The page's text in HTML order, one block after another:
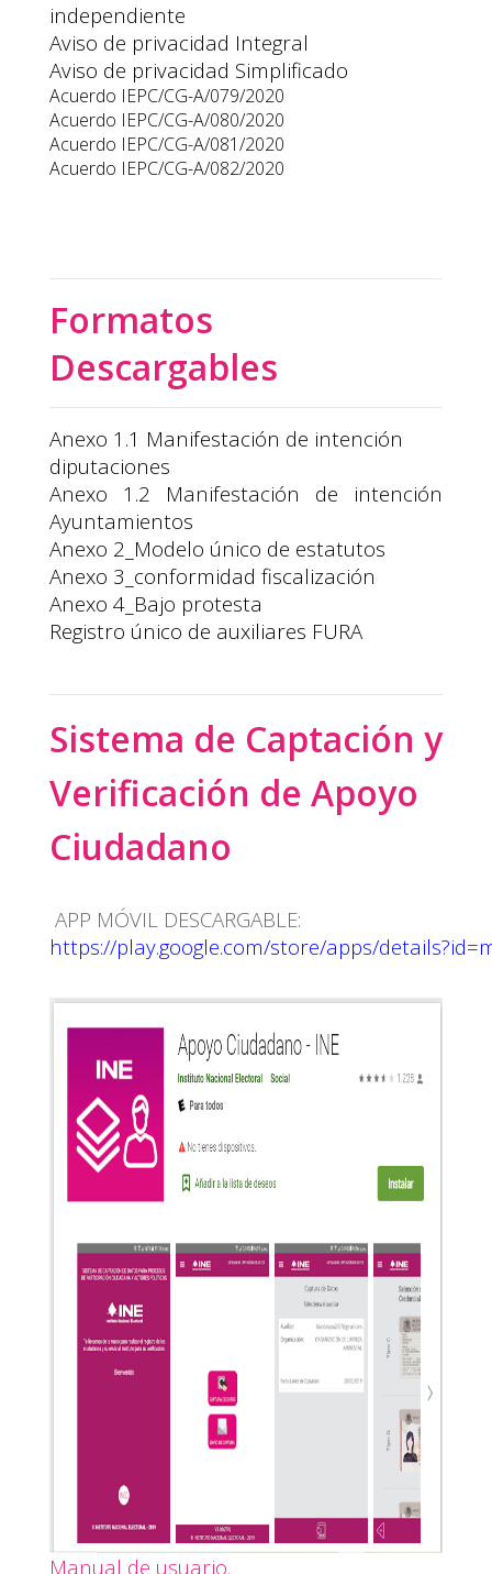
independiente
Aviso de privacidad Integral
Aviso de privacidad Simplificado
Acuerdo IEPC/CG-A/079/2020
Acuerdo IEPC/CG-A/080/2020
Acuerdo IEPC/CG-A/081/2020
Acuerdo IEPC/CG-A/082/2020
Formatos
Descargables
Anexo 1.1 Manifestación de intención
diputaciones
Anexo 1.2 Manifestación de intención
Ayuntamientos
Anexo 2_Modelo único de estatutos
Anexo 3_conformidad fiscalización
Anexo 4_Bajo protesta
Registro único de auxiliares FURA
Sistema de Captación y
Verificación de Apoyo
Ciudadano
APP MÓVIL DESCARGABLE:
https://play.google.com/store/apps/
Manual de usuario.